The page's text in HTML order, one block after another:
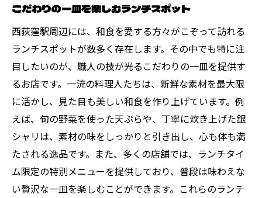
こだわりの一皿を楽しむランチスポット
西荻窪駅周辺には、和食を愛する方々がこぞって訪れる
ランチスポットが数多く存在します。その中でも特に注
目したいのが、職人の技が光るこだわりの一皿を提供す
るお店です。一流の料理人たちは、新鮮な素材を最大限
に活かし、見た目も美しい和食を作り上げています。例
えば、旬の野菜を使った天ぷらや、丁寧に炊き上げた銀
シャリは、素材の味をしっかりと引き出し、心も体も満
たされる逸品です。また、多くの店舗では、ランチタイ
ム限定の特別メニューを提供しており、普段は味わえな
い贅沢な一皿を楽しむことができます。これらのランチ